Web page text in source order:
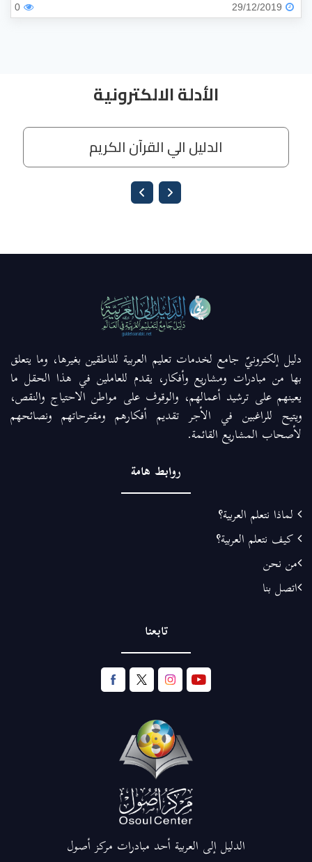
29/12/2019
0
دليل إلكترونيّ جامع لخدمات تعليم العربية للناطقين بغيرها، وما يتعلق
بها من مبادرات ومشاريع وأفكار، يقدم للعاملين في هذا الحقل ما
يعينهم على ترشيد أعمالهم، والوقوف على مواطن الاحتياج والنقص،
ويتيح للراغبين في الأجر تقديم أفكارهم ومقترحاتهم ونصائحهم
لأصحاب المشاريع القائمة.
روابط هامة
لماذا نتعلم العربية؟
كيف نتعلم العربية؟
من نحن
اتصل بنا
تابعنا
الدليل إلى العربية أحد مبادرات مركز أصول